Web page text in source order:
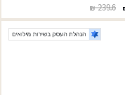
239.6